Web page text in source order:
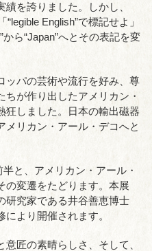
を誇りました。しかし、
English”で標記せよ」
ら“Japan”へとその表記を変
ッパの芸術や流行を好み、尊
が作り出したアメリカン・
狂しました。日本の輸出磁器
メリカン・アール・デコへと
と、アメリカン・アール・
の変遷をたどります。本展
研究家である井谷善恵博士
により開催されます。
匠の素晴らしさ、そして、